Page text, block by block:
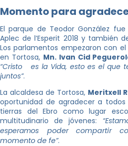
Momento para
El parque de Teodor González
Aplec de l’Esperit 2018 y también
Los parlamentos empezaron con
en Tortosa, Mn. Ivan Cid
“Cristo es la Vida, esto es el que
juntos”.
La alcaldesa de Tortosa, Meritxell
oportunidad de agradecer a
tierras del Ebro como lugar
multitudinario de jóvenes:
esperamos poder compartir
momento de fe”.